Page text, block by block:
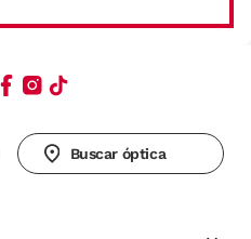
Buscar óptica